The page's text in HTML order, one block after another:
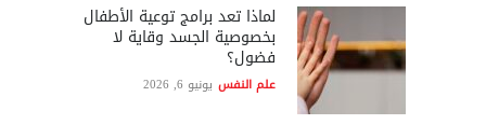
لماذا تعد برامج توعية الأطفال
بخصوصية الجسد وقاية لا
فضول؟
علم النفس يونيو 6, 2026